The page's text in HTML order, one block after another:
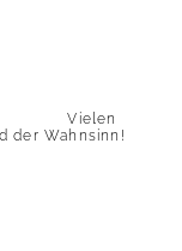
Vielen
der Wahnsinn!